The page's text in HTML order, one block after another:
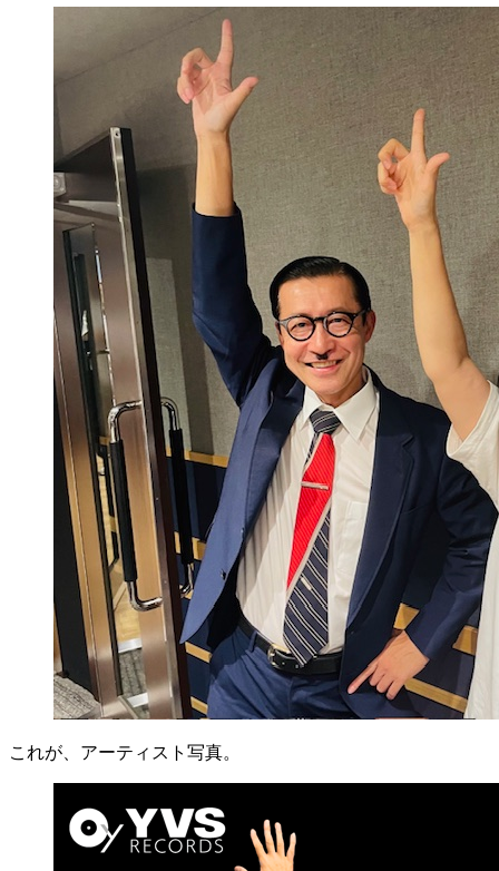
これが、アーティスト写真。